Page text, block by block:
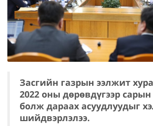
Засгийн газрын ээлжит
2022 оны дөрөвдүгээр
болж дараах асуудлуудыг
шийдвэрлэлээ.